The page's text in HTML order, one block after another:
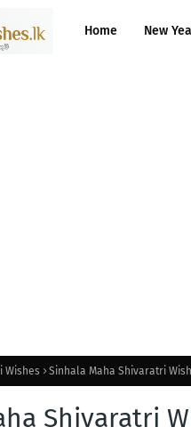
Home New
Wishes Sinhala Maha Shivaratri
Shivaratri